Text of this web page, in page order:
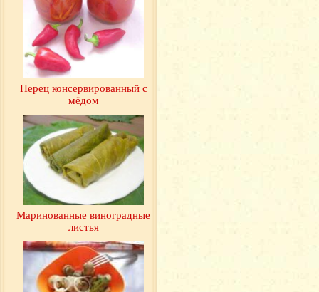
Перец консервированный с
мёдом
Маринованные виноградные
листья